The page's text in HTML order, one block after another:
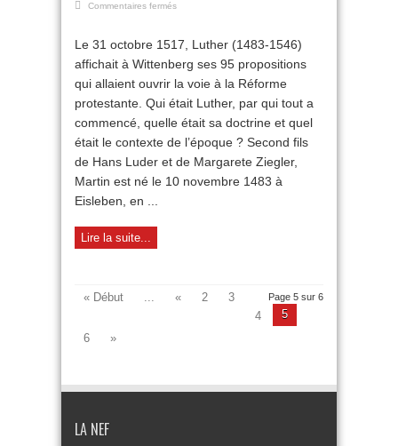
Commentaires fermés
une
vie
Le 31 octobre 1517, Luther (1483-1546)
affichait à Wittenberg ses 95 propositions
qui allaient ouvrir la voie à la Réforme
protestante. Qui était Luther, par qui tout a
commencé, quelle était sa doctrine et quel
était le contexte de l’époque ? Second fils
de Hans Luder et de Margarete Ziegler,
Martin est né le 10 novembre 1483 à
Eisleben, en ...
Lire la suite...
Page 5 sur 6
« Début ... « 2
3
4
5
6
»
LA NEF